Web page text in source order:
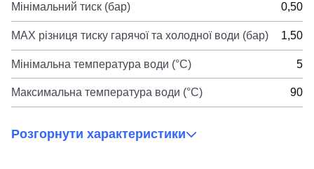
Мінімальний тиск (бар) 0,50
MAX різниця тиску гарячої та холодної води (бар) 1,50
Мінімальна температура води (°C) 5
Максимальна температура води (°C) 90
Розгорнути характеристики